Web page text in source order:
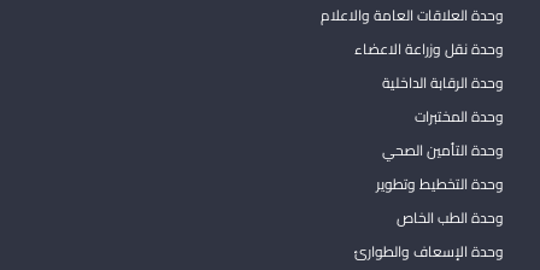
وحدة العلاقات العامة والاعلام
وحدة نقل وزراعة الاعضاء
وحدة الرقابة الداخلية
وحدة المختبرات
وحدة التأمين الصحي
وحدة التخطيط وتطوير
وحدة الطب الخاص
وحدة الإسعاف والطوارئ